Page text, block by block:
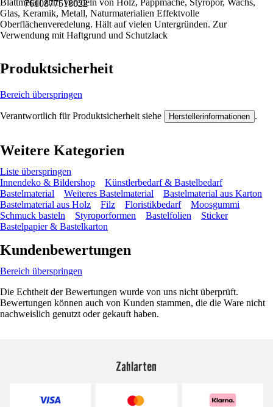
7610877518022
Blattmetall zum Veredeln von Holz, Pappmaché, Styropor, Wachs,
Glas, Keramik, Metall, Naturmaterialien Effektvolle
Oberflächenveredelung. Hält auf vielen Untergründen. Zur
Verwendung mit Haftgrund und Schutzlack
Produktsicherheit
Bereich überspringen
Verantwortlich für Produktsicherheit siehe Herstellerinformationen .
Weitere Kategorien
Liste überspringen
Innendeko & Bildershop
Künstlerbedarf & Bastelbedarf
Bastelmaterial
Weiteres Bastelmaterial
Bastelmaterial aus Karton
Bastelmaterial aus Holz
Filz Floristikbedarf
Moosgummi
Schmuck basteln
Styroporformen Bastelfolien
Sticker
Bastelpapier & Bastelkarton
Kundenbewertungen
Bereich überspringen
Die Echtheit der Bewertungen wurde von uns nicht überprüft.
Bewertungen können auch von Kunden stammen, die die Ware nicht
nachweislich genutzt oder gekauft haben.
Zahlarten